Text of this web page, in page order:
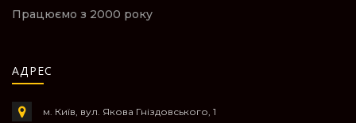
Працюємо з 2000 року
АДРЕС
м. Київ, вул. Якова Гніздовського, 1